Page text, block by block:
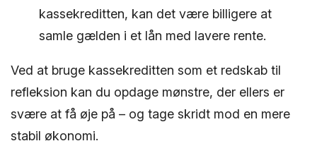
kassekreditten, kan det være billigere at
samle gælden i et lån med lavere rente.
Ved at bruge kassekreditten som et redskab til
refleksion kan du opdage mønstre, der ellers er
svære at få øje på – og tage skridt mod en mere
stabil økonomi.